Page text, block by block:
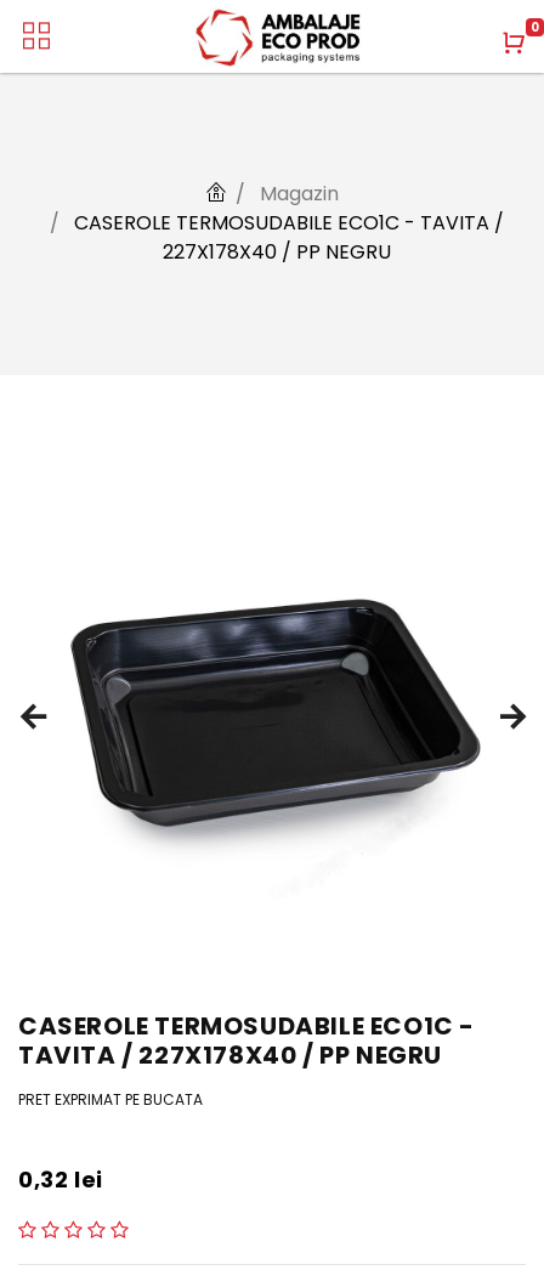
0
Magazin
CASEROLE TERMOSUDABILE ECO1C - TAVITA /
227X178X40 / PP NEGRU
CASEROLE TERMOSUDABILE ECO1C -
TAVITA / 227X178X40 / PP NEGRU
PRET EXPRIMAT PE BUCATA
0,32 lei